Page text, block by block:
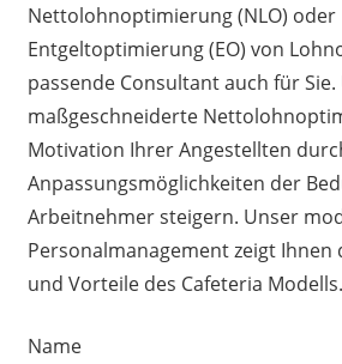
Nettolohnoptimierung (NLO) oder
Entgeltoptimierung (EO) von
passende Consultant auch für Sie.
maßgeschneiderte
Motivation Ihrer Angestellten
Anpassungsmöglichkeiten der
Arbeitnehmer steigern. Unser
Personalmanagement zeigt Ihnen
und Vorteile des Cafeteria Modells.
Name